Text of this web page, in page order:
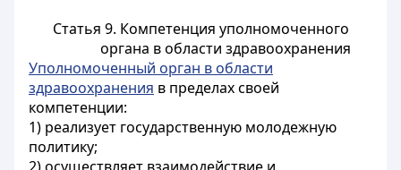
Статья 9. Компетенция уполномоченного
органа в области здравоохранения
Уполномоченный орган в области
здравоохранения в пределах своей
компетенции:
1) реализует государственную молодежную
политику;